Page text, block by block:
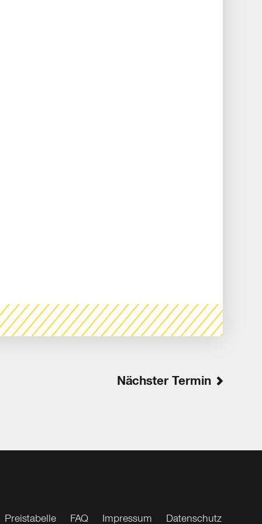
Nächster Termin
Preistabelle FAQ Impressum Datenschutz